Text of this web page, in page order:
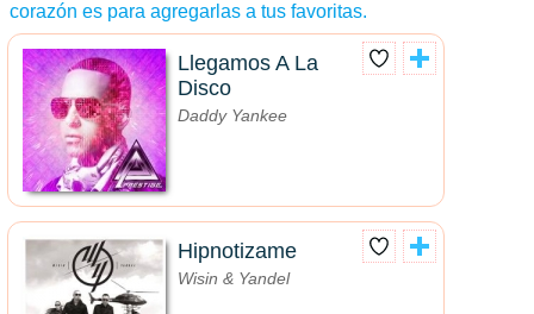
corazón es para agregarlas a tus favoritas.
Llegamos A La
Disco
Daddy Yankee
Hipnotizame
Wisin & Yandel